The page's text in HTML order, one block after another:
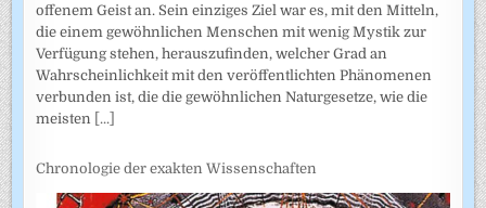
offenem Geist an. Sein einziges Ziel war es, mit den Mitteln,
die einem gewöhnlichen Menschen mit wenig Mystik zur
Verfügung stehen, herauszufinden, welcher Grad an
Wahrscheinlichkeit mit den veröffentlichten Phänomenen
verbunden ist, die die gewöhnlichen Naturgesetze, wie die
meisten [...]
Chronologie der exakten Wissenschaften